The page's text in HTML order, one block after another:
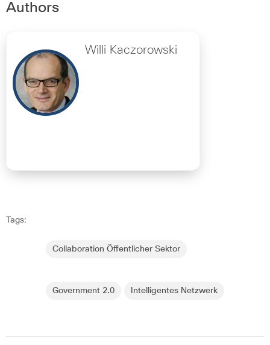
Authors
Willi Kaczorowski
Tags:
Collaboration Öffentlicher Sektor
Government 2.0 Intelligentes Netzwerk